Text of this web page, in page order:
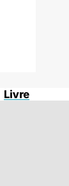
Livre